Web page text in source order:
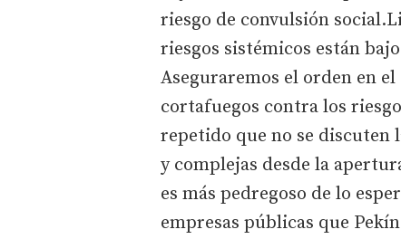
riesgo de convulsión
riesgos sistémicos están
Aseguraremos el orden en
cortafuegos contra los
repetido que no se discuten
y complejas desde la
es más pedregoso de lo
empresas públicas que